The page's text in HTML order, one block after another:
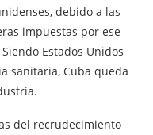
debido a las
impuestas por ese
Estados Unidos
sanitaria, Cuba queda
del recrudecimiento